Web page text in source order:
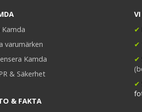
Kamda
varumärken
Kamda
& Säkerhet
& FAKTA
VI
✔
✔
✔
✔